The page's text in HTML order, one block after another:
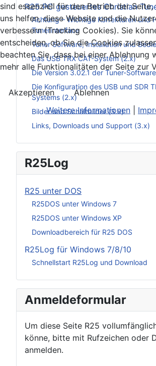
R25 PC gesteuertes Christian
Achtung – Wichtige Korrekturen und
Tunerinterface
Tuner Software, Installation und
Das USB TRX CAT-System (2.x)
Die Version 3.02.1 der Tuner-Software
Die Konfiguration des USB und SDR
Systems (2.x)
Bilder und Schaltbilder (3.x)
Links, Downloads und Support (3.x)
R25Log
R25 unter DOS
R25DOS unter Windows 7
R25DOS unter Windows XP
Downloadbereich für R25 DOS
R25Log für Windows 7/8/10
Schnellstart R25Log und Download
Anmeldeformular
Um diese Seite R25
könne, bitte mit Rufzeichen oder
anmelden.
sind essenziell für den Betrieb der
uns helfen, diese Website und die
verbessern (Tracking Cookies). Sie
entscheiden, ob Sie die Cookies
beachten Sie, dass bei einer Ablehnung
mehr alle Funktionalitäten der Seite zur
Akzeptieren
Ablehnen
Weitere Informationen